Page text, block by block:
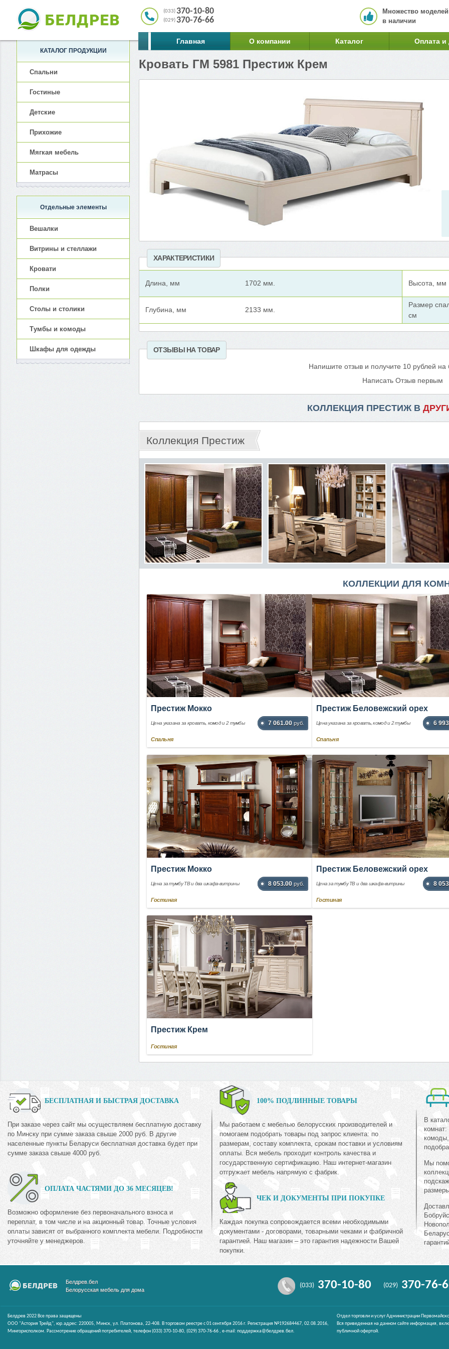
(033) 370-10-80
(029) 370-76-66
Множество моделей
в наличии
Главная О компании Каталог Оплата и
Кровать ГМ 5981 Престиж Крем
ХАРАКТЕРИСТИКИ
Длина, мм 1702 мм.
Глубина, мм 2133 мм.
Высота, мм
Размер
см
ОТЗЫВЫ НА ТОВАР
Напишите отзыв и получите 10 рублей на
Написать Отзыв первым
КОЛЛЕКЦИЯ ПРЕСТИЖ В
Коллекция Престиж
КОЛЛЕКЦИИ ДЛЯ
Престиж Мокко
Цена указана за кровать, комод и 2 тумбы 7 061.00 руб.
Спальня
Престиж Беловежский орех
Цена указана за кровать, комод и 2 тумбы 6
Спальня
Престиж Мокко
Цена за тумбу ТВ и два шкафа-витрины 8 053.00 руб.
Гостиная
Престиж Беловежский орех
Цена за тумбу ТВ и два шкафа-витрины 8
Гостиная
Престиж Крем
Гостиная
КАТАЛОГ ПРОДУКЦИИ
Спальни
Гостиные
Детские
Прихожие
Мягкая мебель
Матрасы
Отдельные элементы
Вешалки
Витрины и стеллажи
Кровати
Полки
Столы и столики
Тумбы и комоды
Шкафы для одежды
БЕСПЛАТНАЯ И БЫСТРАЯ ДОСТАВКА
При заказе через сайт мы осуществляем бесплатную доставку
по Минску при сумме заказа свыше 2000 руб. В другие
населенные пункты Беларуси бесплатная доставка будет при
сумме заказа свыше 4000 руб.
ОПЛАТА ЧАСТЯМИ ДО 36 МЕСЯЦЕВ!
Возможно оформление без первоначального взноса и
переплат, в том числе и на акционный товар. Точные условия
оплаты зависят от выбранного комплекта мебели. Подробности
уточняйте у менеджеров.
100% ПОДЛИННЫЕ ТОВАРЫ
Мы работаем с мебелью белорусских производителей и
помогаем подобрать товары под запрос клиента: по
размерам, составу комплекта, срокам поставки и условиям
оплаты. Вся мебель проходит контроль качества и
государственную сертификацию. Наш интернет-магазин
отгружает мебель напрямую с фабрик.
ЧЕК И ДОКУМЕНТЫ ПРИ ПОКУПКЕ
Каждая покупка сопровождается всеми необходимыми
документами - договорами, товарными чеками и фабричной
гарантией. Наш магазин – это гарантия надежности Вашей
покупки.
В
Мы
Белдрев.бел
Белорусская мебель для дома
(033) 370-10-80 (029) 370-76-
Белдрев 2022 Все права защищены
ООО "Астория Трейд", юр.адрес: 220005, Минск, ул. Платонова, 22-408. В торговом реестре с 01 сентября 2016 г. Регистрация №192684467, 02.08.2016,
Мингорисполком. Рассмотрение обращений потребителей, телефон(033)370-10-80, (029)370-76-66 , e-mail: поддержка@белдрев.бел.
Отдел торговли и услуг Администрации
Вся приведенная на данном сайте информация,
публичной офертой.